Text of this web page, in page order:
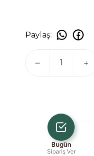
Paylaş:
Bugün
Sipariş Ver